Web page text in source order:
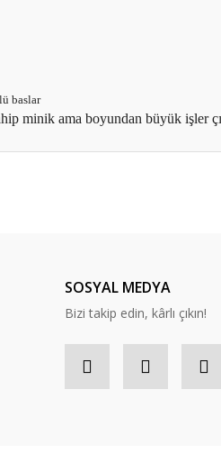
baslar
minik ama boyundan büyük işler
SOSYAL MEDYA
Bizi takip edin, kârlı çıkın!